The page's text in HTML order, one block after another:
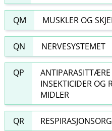
QM MUSKLER OG
QN NERVESYSTEMET
QP
INSEKTICIDER OG
MIDLER
QR